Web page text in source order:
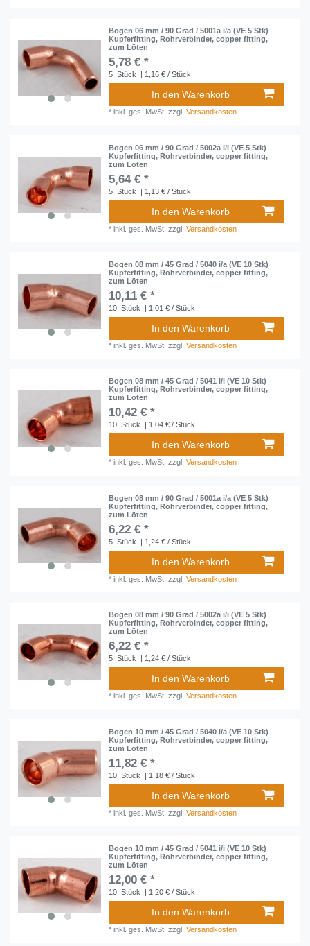
Bogen 06 mm / 90 Grad / 5001a i/a (VE 5 Stk)
Kupferfitting, Rohrverbinder, copper fitting,
zum Löten
5,78 € *
5 Stück | 1,16 € / Stück
In den Warenkorb
*inkl. ges. MwSt. zzgl.Versandkosten
Bogen 06 mm / 90 Grad / 5002a i/i (VE 5 Stk)
Kupferfitting, Rohrverbinder, copper fitting,
zum Löten
5,64 € *
5 Stück | 1,13 € / Stück
In den Warenkorb
*inkl. ges. MwSt. zzgl.Versandkosten
Bogen 08 mm / 45 Grad / 5040 i/a (VE 10 Stk)
Kupferfitting, Rohrverbinder, copper fitting,
zum Löten
10,11 € *
10 Stück | 1,01 € / Stück
In den Warenkorb
*inkl. ges. MwSt. zzgl.Versandkosten
Bogen 08 mm / 45 Grad / 5041 i/i (VE 10 Stk)
Kupferfitting, Rohrverbinder, copper fitting,
zum Löten
10,42 € *
10 Stück | 1,04 € / Stück
In den Warenkorb
*inkl. ges. MwSt. zzgl.Versandkosten
Bogen 08 mm / 90 Grad / 5001a i/a (VE 5 Stk)
Kupferfitting, Rohrverbinder, copper fitting,
zum Löten
6,22 € *
5 Stück | 1,24 € / Stück
In den Warenkorb
*inkl. ges. MwSt. zzgl.Versandkosten
Bogen 08 mm / 90 Grad / 5002a i/i (VE 5 Stk)
Kupferfitting, Rohrverbinder, copper fitting,
zum Löten
6,22 € *
5 Stück | 1,24 € / Stück
In den Warenkorb
*inkl. ges. MwSt. zzgl.Versandkosten
Bogen 10 mm / 45 Grad / 5040 i/a (VE 10 Stk)
Kupferfitting, Rohrverbinder, copper fitting,
zum Löten
11,82 € *
10 Stück | 1,18 € / Stück
In den Warenkorb
*inkl. ges. MwSt. zzgl.Versandkosten
Bogen 10 mm / 45 Grad / 5041 i/i (VE 10 Stk)
Kupferfitting, Rohrverbinder, copper fitting,
zum Löten
12,00 € *
10 Stück | 1,20 € / Stück
In den Warenkorb
*inkl. ges. MwSt. zzgl.Versandkosten